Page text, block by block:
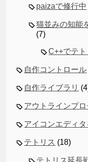
paizaで修行中
猫並みの知能
(7)
C++でテ
自作コントロール
自作ライブラリ
アウトラインプ
アイコンエディ
テトリス (18)